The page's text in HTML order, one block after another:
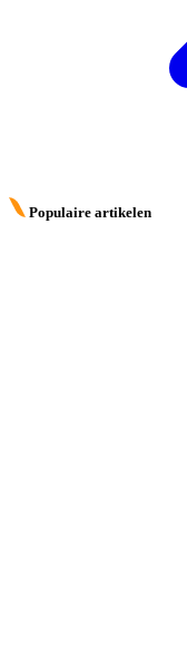
Populaire artikelen